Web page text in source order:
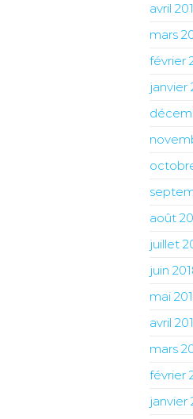
avril
mars
février
janvier
août
juillet
juin
mai
avril
mars
février
janvier